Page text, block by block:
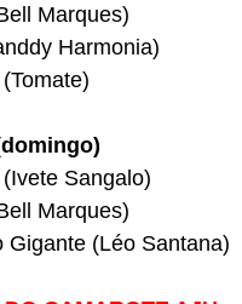
Marques)
Harmonia)
Sangalo)
Marques)
Gigante (Léo Santana)